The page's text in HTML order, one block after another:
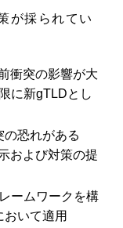
が採られてい
衝突の影響が大
に新gTLDとし
恐れがある
および対策の提
ームワークを構
いて適用